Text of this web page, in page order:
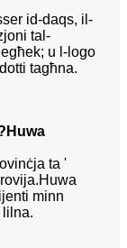
id-daqs, il-
tal-
u l-logo
tagħna.
ta '
minn